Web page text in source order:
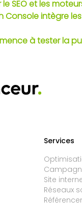
SEO et les
Console intègre
à tester la
Services
Site
Réseaux